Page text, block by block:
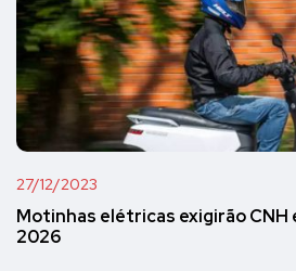
27/12/2023
Motinhas elétricas exigirão CNH
2026